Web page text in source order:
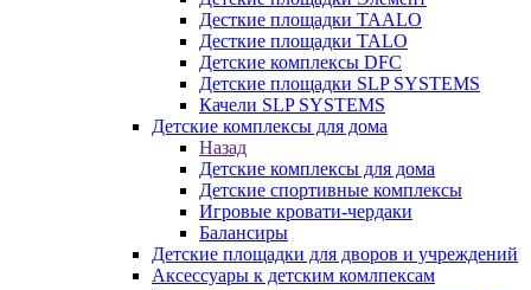
Десткие площадки TAALO
Десткие площадки TALO
Детские комплексы DFC
Детские площадки SLP SYSTEMS
Качели SLP SYSTEMS
Детские комплексы для дома
Назад
Детские комплексы для дома
Детские спортивные комплексы
Игровые кровати-чердаки
Балансиры
Детские площадки для дворов и учреждений
Аксессуары к детским комлпексам